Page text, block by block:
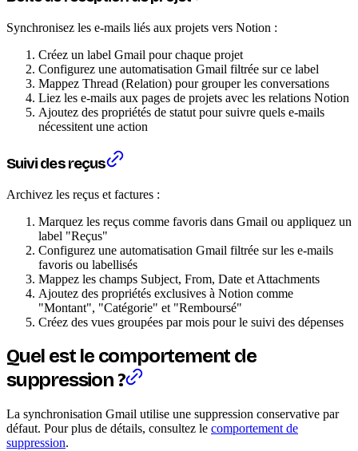
Synchronisez les e-mails liés aux projets vers Notion :
Créez un label Gmail pour chaque projet
Configurez une automatisation Gmail filtrée sur ce label
Mappez Thread (Relation) pour grouper les conversations
Liez les e-mails aux pages de projets avec les relations Notion
Ajoutez des propriétés de statut pour suivre quels e-mails
nécessitent une action
Suivi des reçus
Archivez les reçus et factures :
Marquez les reçus comme favoris dans Gmail ou appliquez un
label "Reçus"
Configurez une automatisation Gmail filtrée sur les e-mails
favoris ou labellisés
Mappez les champs Subject, From, Date et Attachments
Ajoutez des propriétés exclusives à Notion comme
"Montant", "Catégorie" et "Remboursé"
Créez des vues groupées par mois pour le suivi des dépenses
Quel est le comportement de
suppression ?
La synchronisation Gmail utilise une suppression conservative par
défaut. Pour plus de détails, consultez le comportement de
suppression.